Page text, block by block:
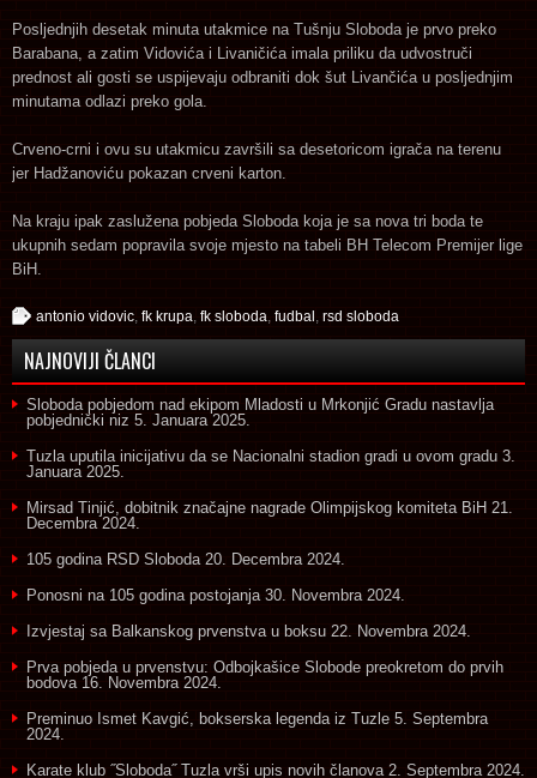
Posljednjih desetak minuta utakmice na Tušnju Sloboda je prvo preko
Barabana, a zatim Vidovića i Livaničića imala priliku da udvostruči
prednost ali gosti se uspijevaju odbraniti dok šut Livančića u posljednjim
minutama odlazi preko gola.
Crveno-crni i ovu su utakmicu završili sa desetoricom igrača na terenu
jer Hadžanoviću pokazan crveni karton.
Na kraju ipak zaslužena pobjeda Sloboda koja je sa nova tri boda te
ukupnih sedam popravila svoje mjesto na tabeli BH Telecom Premijer lige
BiH.
antonio vidovic fk krupa fk sloboda fudbal rsd sloboda
NAJNOVIJI ČLANCI
Sloboda pobjedom nad ekipom Mladosti u Mrkonjić Gradu nastavlja
pobjednički niz 5. Januara 2025.
Tuzla uputila inicijativu da se Nacionalni stadion gradi u ovom gradu 3.
Januara 2025.
Mirsad Tinjić, dobitnik značajne nagrade Olimpijskog komiteta BiH 21.
Decembra 2024.
105 godina RSD Sloboda 20. Decembra 2024.
Ponosni na 105 godina postojanja 30. Novembra 2024.
Izvjestaj sa Balkanskog prvenstva u boksu 22. Novembra 2024.
Prva pobjeda u prvenstvu: Odbojkašice Slobode preokretom do prvih
bodova 16. Novembra 2024.
Preminuo Ismet Kavgić, bokserska legenda iz Tuzle 5. Septembra
2024.
Karate klub ˝Sloboda˝ Tuzla vrši upis novih članova 2. Septembra 2024.